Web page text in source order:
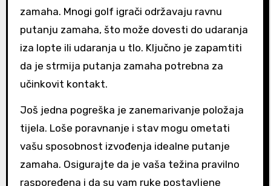
zamaha. Mnogi golf igrači održavaju ravnu
putanju zamaha, što može dovesti do udaranja
iza lopte ili udaranja u tlo. Ključno je zapamtiti
da je strmija putanja zamaha potrebna za
učinkovit kontakt.
Još jedna pogreška je zanemarivanje položaja
tijela. Loše poravnanje i stav mogu ometati
vašu sposobnost izvođenja idealne putanje
zamaha. Osigurajte da je vaša težina pravilno
raspoređena i da su vam ruke postavljene